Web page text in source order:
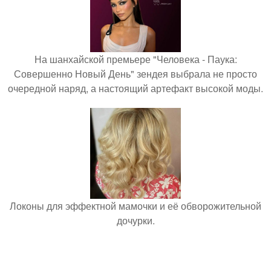
На шанхайской премьере "Человека - Паука:
Совершенно Новый День" зендея выбрала не просто
очередной наряд, а настоящий артефакт высокой моды.
Локоны для эффектной мамочки и её обворожительной
дочурки.